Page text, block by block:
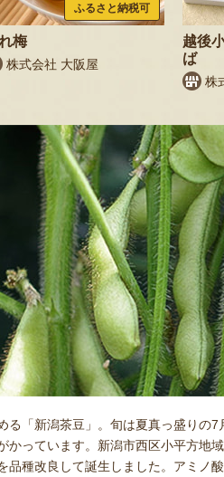
ふるさと納税可
梅
株式会社 大阪屋
越後
ば
株
る「新潟茶豆」。旬は夏真っ盛りの
かっています。新潟市西区小平方地
品種改良して誕生しました。アミノ